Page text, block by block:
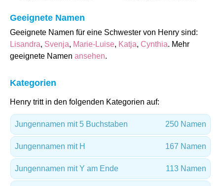
Geeignete Namen
Geeignete Namen für eine Schwester von Henry sind:
Lisandra, Svenja, Marie-Luise, Katja, Cynthia. Mehr
geeignete Namen ansehen.
Kategorien
Henry tritt in den folgenden Kategorien auf:
Jungennamen mit 5 Buchstaben 250 Namen
Jungennamen mit H 167 Namen
Jungennamen mit Y am Ende 113 Namen